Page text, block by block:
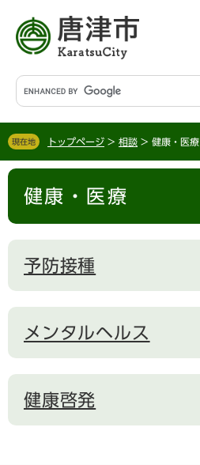
す
。
し
て
文
G
o
g
l
ス
索
現在地 トップページ > 相談 > 健康・医療
本
健康・医療
予防接種
メンタルヘルス
健康啓発